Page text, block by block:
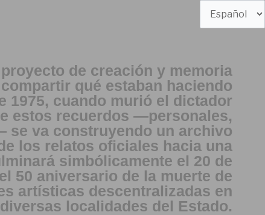
de creación y memoria
qué estaban haciendo
1975, cuando murió el dictador
estos recuerdos —personales,
va construyendo un archivo
los relatos oficiales hacia una
simbólicamente el 20 de
50 aniversario de la muerte de
artísticas descentralizadas en
diversas localidades del Estado.​